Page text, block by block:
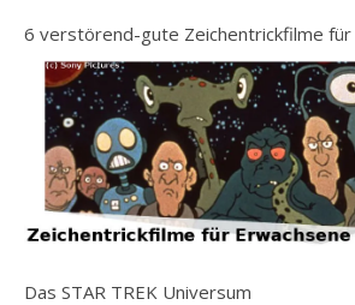
6 verstörend-gute Zeichentrickfilme für
Das STAR TREK Universum